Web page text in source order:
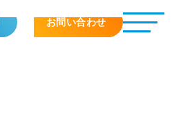
お問い合わせ